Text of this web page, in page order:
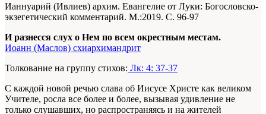
Ианнуарий (Ивлиев) архим. Евангелие от Луки: Богословско-
экзегетический комментарий. М.:2019. С. 96-97
И разнесся слух о Нем по всем окрестным местам.
Иоанн (Маслов) схиархимандрит
Толкование на группу стихов: Лк: 4: 37-37
С каждой новой речью слава об Иисусе Христе как великом
Учителе, росла все более и более, вызывая удивление не
только слушавших, но распространя­ясь и на жителей